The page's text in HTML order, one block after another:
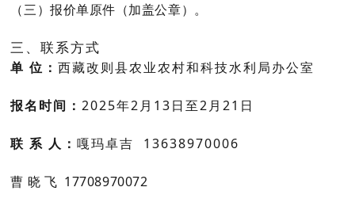
（三）报价单原件（加盖公章）。
三、联系方式
单 位：西藏改则县农业农村和科技水利局办公室
报名时间：2025年2月13日至2月21日
联 系 人：嘎玛卓吉 13638970006
曹 晓 飞 17708970072